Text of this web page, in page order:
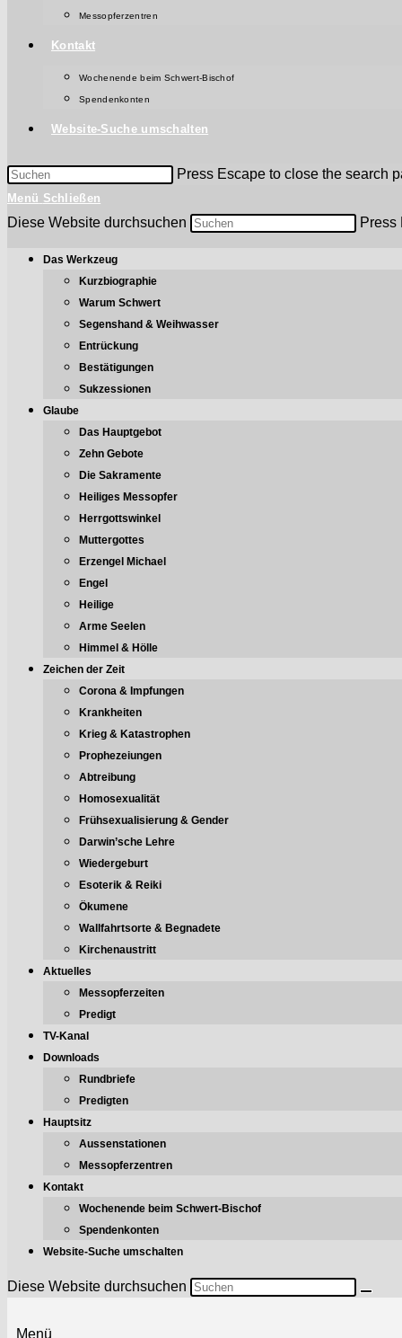
Messopferzentren
Kontakt
Wochenende beim Schwert-Bischof
Spendenkonten
Website-Suche umschalten
Press Escape to close the search
Menü Schließen
Diese Website durchsuchen Press
Das Werkzeug
Kurzbiographie
Warum Schwert
Segenshand & Weihwasser
Entrückung
Bestätigungen
Sukzessionen
Glaube
Das Hauptgebot
Zehn Gebote
Die Sakramente
Heiliges Messopfer
Herrgottswinkel
Muttergottes
Erzengel Michael
Engel
Heilige
Arme Seelen
Himmel & Hölle
Zeichen der Zeit
Corona & Impfungen
Krankheiten
Krieg & Katastrophen
Prophezeiungen
Abtreibung
Homosexualität
Frühsexualisierung & Gender
Darwin’sche Lehre
Wiedergeburt
Esoterik & Reiki
Ökumene
Wallfahrtsorte & Begnadete
Kirchenaustritt
Aktuelles
Messopferzeiten
Predigt
TV-Kanal
Downloads
Rundbriefe
Predigten
Hauptsitz
Aussenstationen
Messopferzentren
Kontakt
Wochenende beim Schwert-Bischof
Spendenkonten
Website-Suche umschalten
Diese Website durchsuchen
Menü